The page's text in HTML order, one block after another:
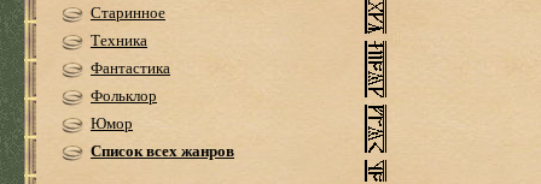
Старинное
Техника
Фантастика
Фольклор
Юмор
Список всех жанров